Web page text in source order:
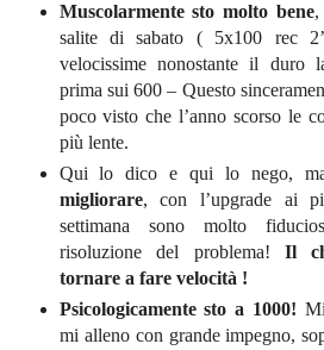
Muscolarmente sto molto bene,
salite di sabato ( 5x100 rec
velocissime nonostante il duro
prima sui 600 – Questo
poco visto che l’anno scorso le
più lente.
Qui lo dico e qui lo nego,
migliorare, con l’upgrade ai
settimana sono molto
risoluzione del problema! Il
tornare a fare velocità !
Psicologicamente sto a 1000!
mi alleno con grande impegno,